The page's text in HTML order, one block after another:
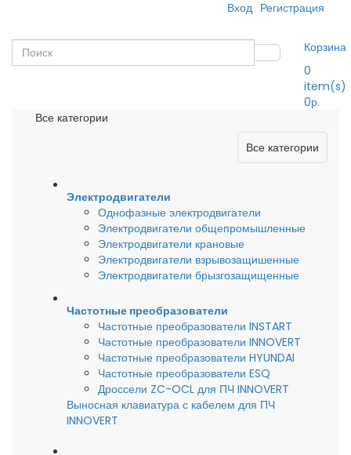
Вход Регистрация
Корзина
0
item(s)
0р.
Все категории
Все категории
Электродвигатели
Однофазные электродвигатели
Электродвигатели общепромышленные
Электродвигатели крановые
Электродвигатели взрывозащишенные
Электродвигатели брызгозащищенные
Частотные преобразователи
Частотные преобразователи INSTART
Частотные преобразователи INNOVERT
Частотные преобразователи HYUNDAI
Частотные преобразователи ESQ
Дроссели ZC-OCL для ПЧ INNOVERT
Выносная клавиатура с кабелем для ПЧ
INNOVERT